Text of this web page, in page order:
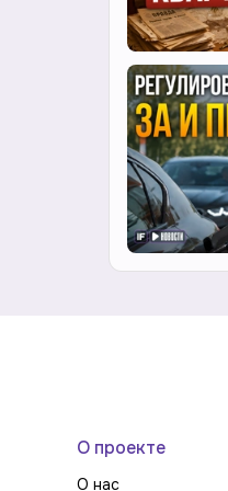
О проекте
О нас